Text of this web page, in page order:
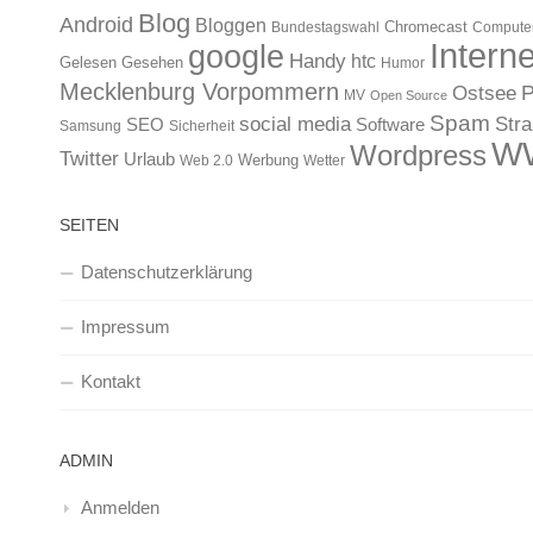
Android Blog Bloggen Bundestagswahl Chromecast
Gelesen Gesehen google Handy htc Humor
Mecklenburg Vorpommern MV Open Source Ostsee
Samsung SEO Sicherheit social media Software Spam
Twitter Urlaub Web 2.0 Werbung Wetter Wordpress
SEITEN
Datenschutzerklärung
Impressum
Kontakt
ADMIN
Anmelden